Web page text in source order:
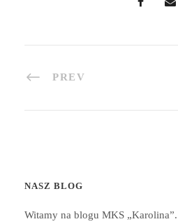
PREV
NASZ BLOG
Witamy na blogu MKS